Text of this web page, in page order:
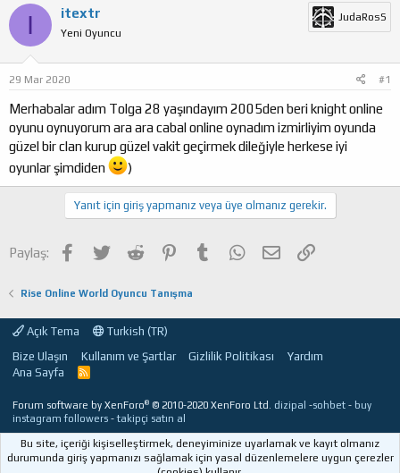
n
ş
a
t
a
n
ş
a
ç
a
r
i
h
I itextr
Yeni Oyuncu
JudaRosS
29 Mar 2020 #1
Merhabalar adım Tolga 28 yaşındayım 2005den beri knight online
oyunu oynuyorum ara ara cabal online oynadım izmirliyim oyunda
güzel bir clan kurup güzel vakit geçirmek dileğiyle herkese iyi
oyunlar şimdiden
)
Yanıt için giriş yapmanız veya üye olmanız gerekir.
Paylaş: Facebook
TwitterReddit PinterestTumblrWhatsApp
E-postaLink
Rise Online World Oyuncu Tanışma
Açık Tema
Turkish (TR)
Bize Ulaşın
Kullanım ve Şartlar Gizlilik Politikası
Yardım
Ana Sayfa
R
Forum software by XenForo® © 2010-2020 XenForo Ltd. dizipal -sohbet - buy
instagram followers -takipçi satın al
Bu site, içeriği kişiselleştirmek, deneyiminize uyarlamak ve kayıt olmanız
durumunda giriş yapmanızı sağlamak için yasal düzenlemelere uygun çerezler